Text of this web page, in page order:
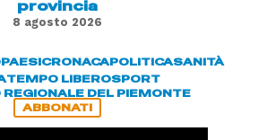
provincia
8 agosto 2026
PAESICRONACAPOLITICASANITÀ
TEMPO LIBEROSPORT
REGIONALE DEL PIEMONTE
ABBONATI